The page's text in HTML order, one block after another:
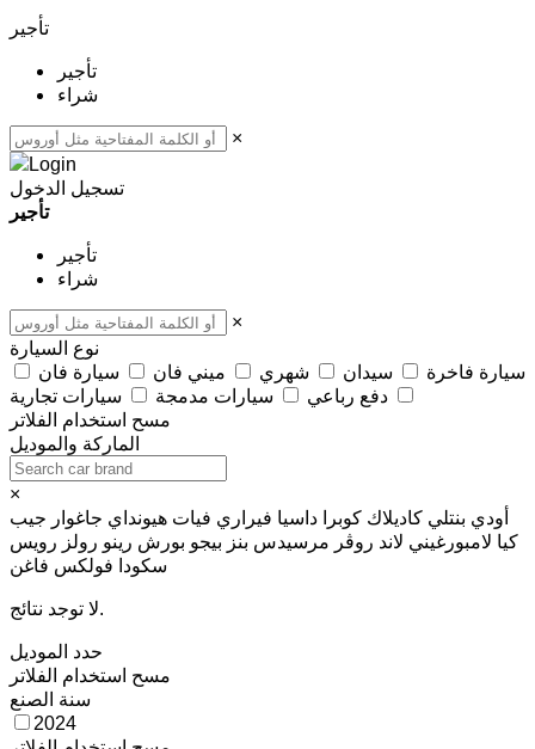
تأجير
تأجير
شراء
×
تسجيل الدخول
تأجير
تأجير
شراء
×
نوع السيارة
سيارة فاخرة
سيدان شهري ميني فان
سيارة فان
دفع رباعي
سيارات مدمجة
سيارات تجارية
مسح استخدام الفلاتر
الماركة والموديل
×
أودي بنتلي كاديلاك كوبرا داسيا فيراري فيات هيونداي جاغوار جيب
كيا لامبورغيني لاند روڤر مرسيدس بنز بيجو بورش رينو رولز رويس
سكودا فولكس فاغن
لا توجد نتائج.
حدد الموديل
مسح استخدام الفلاتر
سنة الصنع
2024